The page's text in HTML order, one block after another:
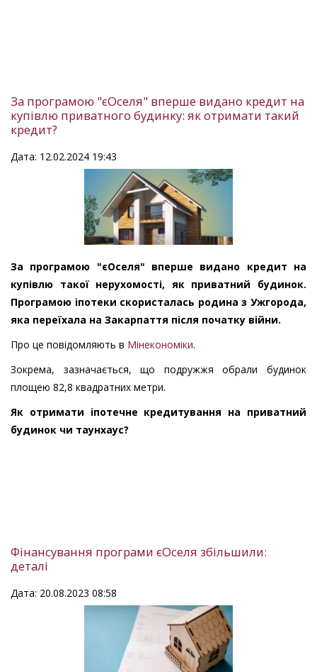
За програмою "єОселя" вперше видано кредит на
купівлю приватного будинку: як отримати такий
кредит?
Дата: 12.02.2024 19:43
За програмою "єОселя" вперше видано кредит на
купівлю такої нерухомості, як приватний будинок.
Програмою іпотеки скористалась родина з Ужгорода,
яка переїхала на Закарпаття після початку війни.
Про це повідомляють в Мінекономіки.
Зокрема, зазначається, що подружжя обрали будинок
площею 82,8 квадратних метри.
Як отримати іпотечне кредитування на приватний
будинок чи таунхаус?
Фінансування програми єОселя збільшили:
деталі
Дата: 20.08.2023 08:58